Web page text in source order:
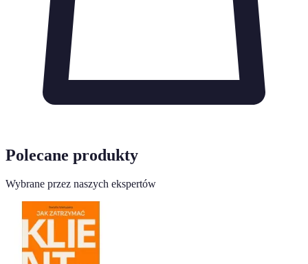
Polecane produkty
Wybrane przez naszych ekspertów